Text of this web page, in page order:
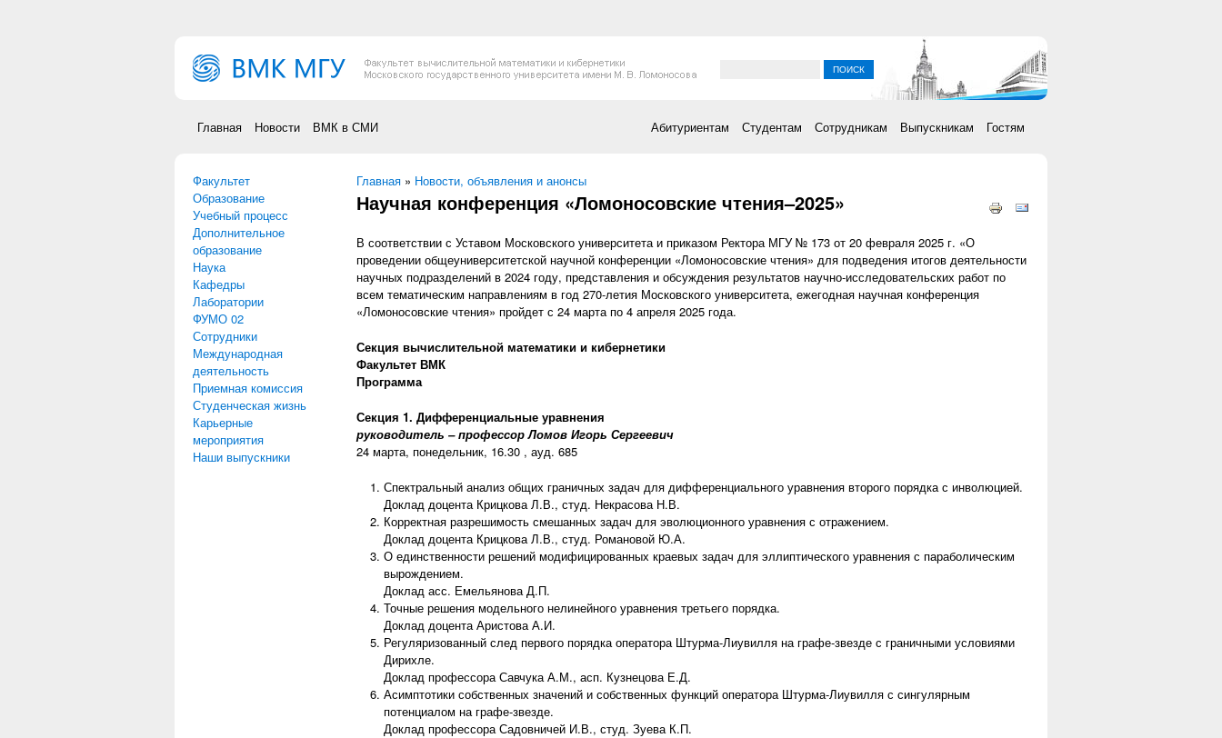
Главная Новости ВМК в СМИ Абитуриентам Студентам Сотрудникам Выпускникам Гостям
Факультет
Образование
Учебный процесс
Дополнительное
образование
Наука
Кафедры
Лаборатории
ФУМО 02
Сотрудники
Международная
деятельность
Приемная комиссия
Студенческая жизнь
Карьерные
мероприятия
Наши выпускники
Вы здесь
Главная » Новости, объявления и анонсы
Научная конференция «Ломоносовские чтения–2025»
В соответствии с Уставом Московского университета и приказом Ректора МГУ № 173 от 20 февраля 2025 г. «О
проведении общеуниверситетской научной конференции «Ломоносовские чтения» для подведения итогов деятельности
научных подразделений в 2024 году, представления и обсуждения результатов научно-исследовательских работ по
всем тематическим направлениям в год 270-летия Московского университета, ежегодная научная конференция
«Ломоносовские чтения» пройдет с 24 марта по 4 апреля 2025 года.
Секция вычислительной математики и кибернетики
Факультет ВМК
Программа
Секция 1. Дифференциальные уравнения
руководитель – профессор Ломов Игорь Сергеевич
24 марта, понедельник, 16.30 , ауд. 685
Спектральный анализ общих граничных задач для дифференциального уравнения второго порядка с инволюцией.
Доклад доцента Крицкова Л.В., студ. Некрасова Н.В.
Корректная разрешимость смешанных задач для эволюционного уравнения с отражением.
Доклад доцента Крицкова Л.В., студ. Романовой Ю.А.
О единственности решений модифицированных краевых задач для эллиптического уравнения с параболическим
вырождением.
Доклад асс. Емельянова Д.П.
Точные решения модельного нелинейного уравнения третьего порядка.
Доклад доцента Аристова А.И.
Регуляризованный след первого порядка оператора Штурма-Лиувилля на графе-звезде с граничными условиями
Дирихле.
Доклад профессора Савчука А.М., асп. Кузнецова Е.Д.
Асимптотики собственных значений и собственных функций оператора Штурма-Лиувилля с сингулярным
потенциалом на графе-звезде.
Доклад профессора Садовничей И.В., студ. Зуева К.П.